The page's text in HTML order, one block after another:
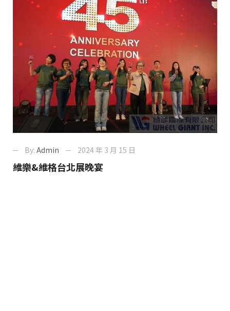
By: Admin 2024 年 3 月 15 日
維樂&維格台北展晚宴